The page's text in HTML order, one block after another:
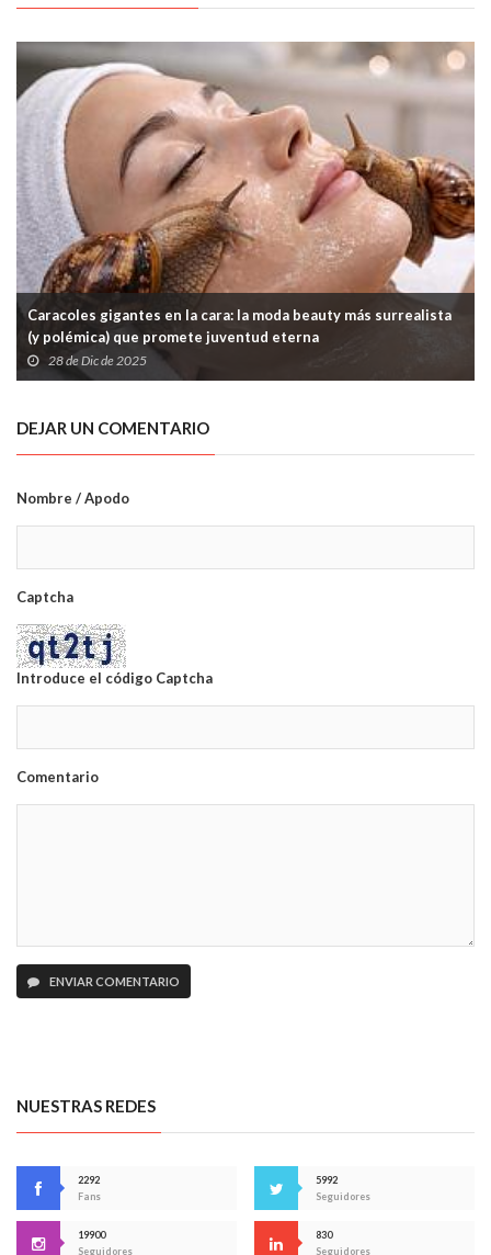
Caracoles gigantes en la cara: la moda beauty más surrealista
(y polémica) que promete juventud eterna
28 de Dic de 2025
DEJAR UN COMENTARIO
Nombre / Apodo
Captcha
Introduce el código Captcha
Comentario
ENVIAR COMENTARIO
NUESTRAS REDES
2292
Fans
5992
Seguidores
19900
Seguidores
830
Seguidores